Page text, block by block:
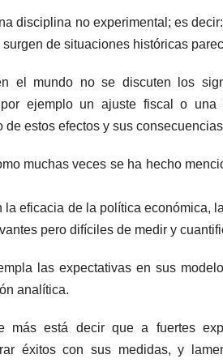
disciplina no experimental; es
de situaciones históricas
el mundo no se discuten los
ejemplo un ajuste fiscal o una
estos efectos y sus
muchas veces se ha hecho
eficacia de la política económica,
pero difíciles de medir y
las expectativas en sus
analítica.
más está decir que a fuertes
éxitos con sus medidas, y